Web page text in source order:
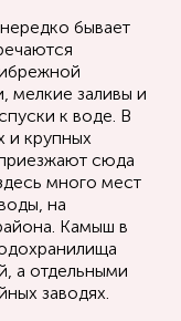
бывает
мелкие заливы и
к воде. В
и крупных
сюда
много мест
на
Камыш в
а отдельными
заводях.